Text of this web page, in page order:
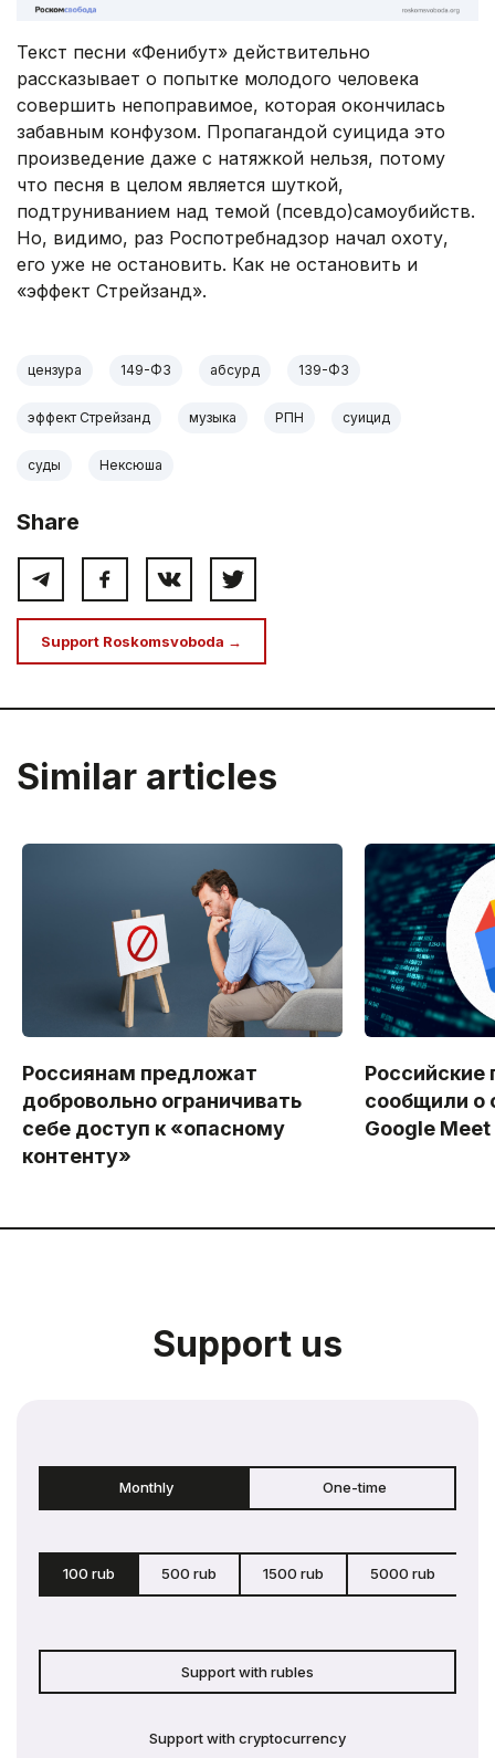
Текст песни «Фенибут» действительно
рассказывает о попытке молодого человека
совершить непоправимое, которая окончилась
забавным конфузом. Пропагандой суицида это
произведение даже с натяжкой нельзя, потому
что песня в целом является шуткой,
подтруниванием над темой (псевдо)самоубийств.
Но, видимо, раз Роспотребнадзор начал охоту,
его уже не остановить. Как не остановить и
«эффект Стрейзанд».
цензура 149-ФЗ абсурд 139-ФЗ
эффект Стрейзанд музыка РПН суицид
суды Нексюша
Share
Support Roskomsvoboda →
Similar articles
Россиянам предложат
добровольно ограничивать
себе доступ к «опасному
контенту»
Российские
сообщили о
Google Meet
Support us
Monthly One-time
100 rub 500 rub 1500 rub 5000 rub
Support with rubles
Support with cryptocurrency